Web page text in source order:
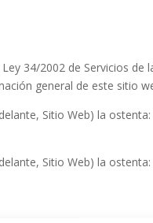
34/2002 de Servicios de
general de este sitio
Sitio Web) la ostenta:
Sitio Web) la ostenta: